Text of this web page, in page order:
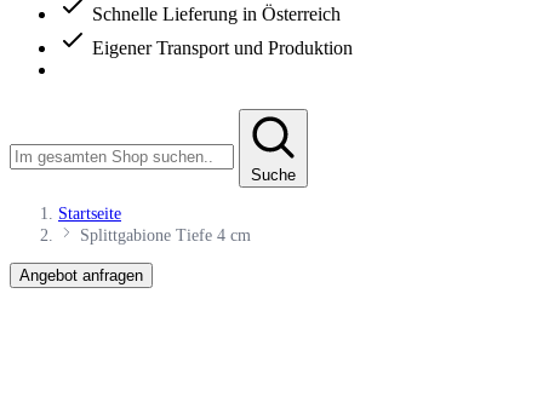
Schnelle Lieferung in Österreich
Eigener Transport und Produktion
Suche
Startseite
Splittgabione Tiefe 4 cm
Angebot anfragen